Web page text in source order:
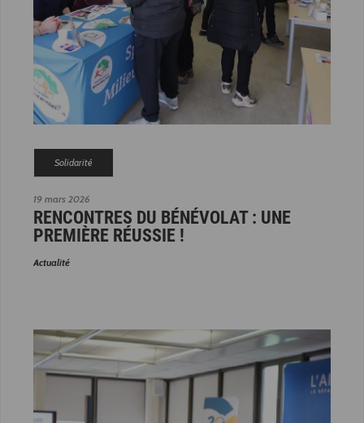
19 mars 2026
Solidarité
RENCONTRES DU BÉNÉVOLAT : UNE
PREMIÈRE RÉUSSIE !
Actualité